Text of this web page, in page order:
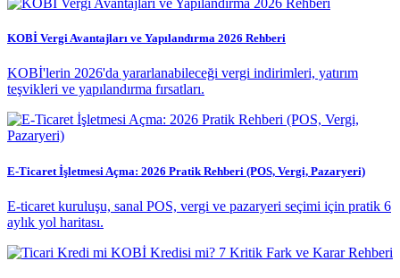
KOBİ Vergi Avantajları ve Yapılandırma 2026 Rehberi
KOBİ'lerin 2026'da yararlanabileceği vergi indirimleri, yatırım
teşvikleri ve yapılandırma fırsatları.
E-Ticaret İşletmesi Açma: 2026 Pratik Rehberi (POS, Vergi, Pazaryeri)
E-ticaret kuruluşu, sanal POS, vergi ve pazaryeri seçimi için pratik 6
aylık yol haritası.